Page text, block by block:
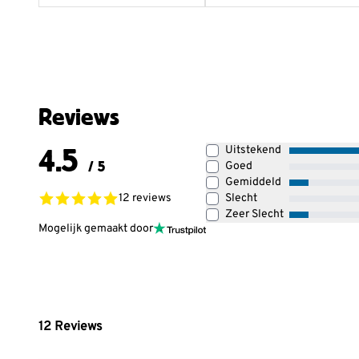
Reviews
4.5 / 5
12 reviews
Mogelijk gemaakt door
Uitstekend
Goed
Gemiddeld
Slecht
Zeer Slecht
12 Reviews